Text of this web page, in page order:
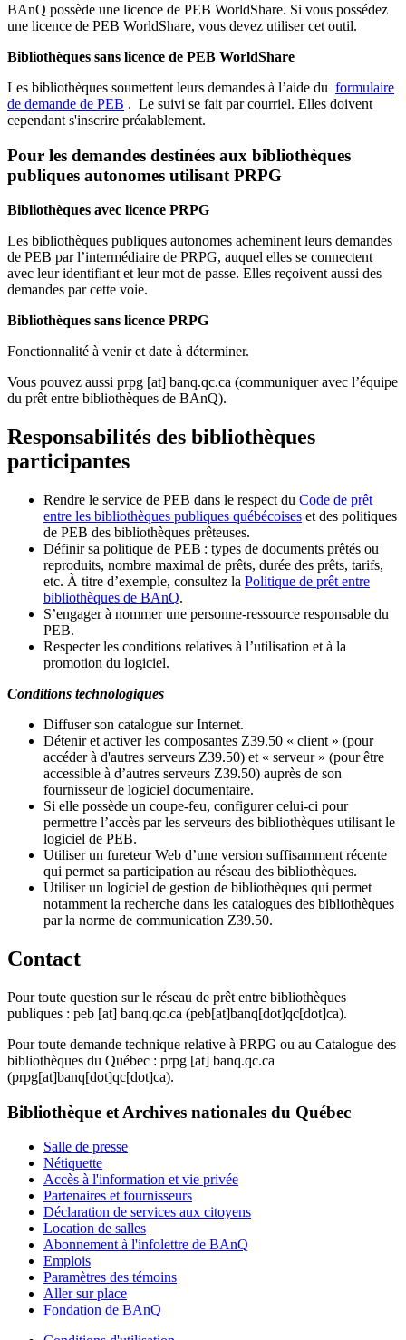
BAnQ possède une licence de PEB WorldShare. Si vous possédez
une licence de PEB WorldShare, vous devez utiliser cet outil.
Bibliothèques sans licence de PEB WorldShare
Les bibliothèques soumettent leurs demandes à l’aide du formulaire
de demande de PEB . Le suivi se fait par courriel. Elles doivent
cependant s'inscrire préalablement.
Pour les demandes destinées aux bibliothèques
publiques autonomes utilisant PRPG
Bibliothèques avec licence PRPG
Les bibliothèques publiques autonomes acheminent leurs demandes
de PEB par l’intermédiaire de PRPG, auquel elles se connectent
avec leur identifiant et leur mot de passe. Elles reçoivent aussi des
demandes par cette voie.
Bibliothèques sans licence PRPG
Fonctionnalité à venir et date à déterminer.
Vous pouvez aussi prpg [at] banq.qc.ca (communiquer avec l’équipe
du prêt entre bibliothèques de BAnQ).
Responsabilités des bibliothèques
participantes
Rendre le service de PEB dans le respect du Code de prêt
entre les bibliothèques publiques québécoises et des politiques
de PEB des bibliothèques prêteuses.
Définir sa politique de PEB : types de documents prêtés ou
reproduits, nombre maximal de prêts, durée des prêts, tarifs,
etc. À titre d’exemple, consultez la Politique de prêt entre
bibliothèques de BAnQ.
S’engager à nommer une personne-ressource responsable du
PEB.
Respecter les conditions relatives à l’utilisation et à la
promotion du logiciel.
Conditions technologiques
Diffuser son catalogue sur Internet.
Détenir et activer les composantes Z39.50 « client » (pour
accéder à d'autres serveurs Z39.50) et « serveur » (pour être
accessible à d’autres serveurs Z39.50) auprès de son
fournisseur de logiciel documentaire.
Si elle possède un coupe-feu, configurer celui-ci pour
permettre l’accès par les serveurs des bibliothèques utilisant le
logiciel de PEB.
Utiliser un fureteur Web d’une version suffisamment récente
qui permet sa participation au réseau des bibliothèques.
Utiliser un logiciel de gestion de bibliothèques qui permet
notamment la recherche dans les catalogues des bibliothèques
par la norme de communication Z39.50.
Contact
Pour toute question sur le réseau de prêt entre bibliothèques
publiques : peb [at] banq.qc.ca (peb[at]banq[dot]qc[dot]ca).
Pour toute demande technique relative à PRPG ou au Catalogue des
bibliothèques du Québec : prpg [at] banq.qc.ca
(prpg[at]banq[dot]qc[dot]ca).
Bibliothèque et Archives nationales du Québec
Salle de presse
Nétiquette
Accès à l'information et vie privée
Partenaires et fournisseurs
Déclaration de services aux citoyens
Location de salles
Abonnement à l'infolettre de BAnQ
Emplois
Paramètres des témoins
Aller sur place
Fondation de BAnQ